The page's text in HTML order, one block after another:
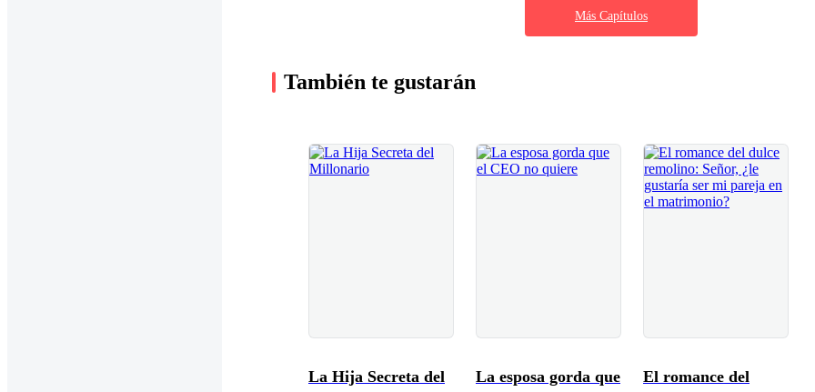
Más Capítulos
También te gustarán
La Hija Secreta del
La esposa gorda que
El romance del